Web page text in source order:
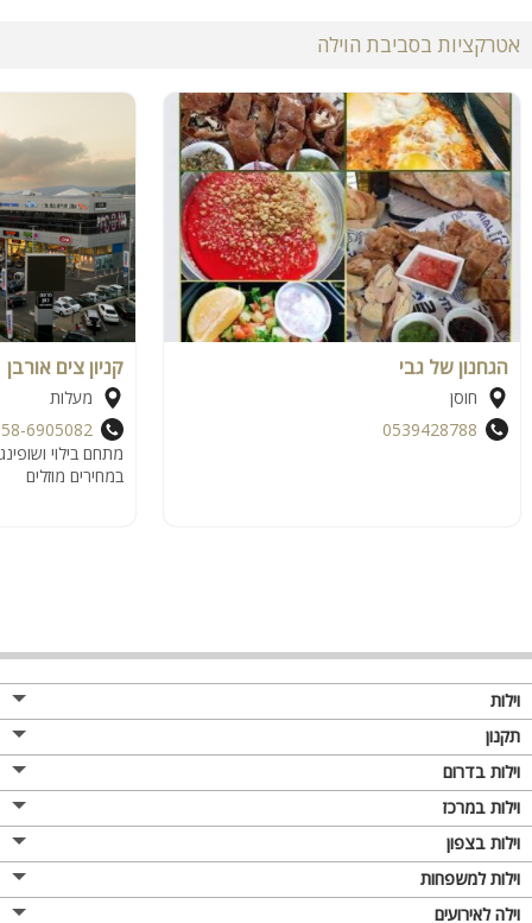
אטרקציות בסביבת הוילה
הגחנון של גבי
חוסן
0539428788
קניון צים אורבן
מעלות
6905082
מתחם בילוי
במחירים מוזלים
וילות
תקנון
וילות בדרום
וילות במרכז
וילות בצפון
וילות למשפחות
וילה לאירועים